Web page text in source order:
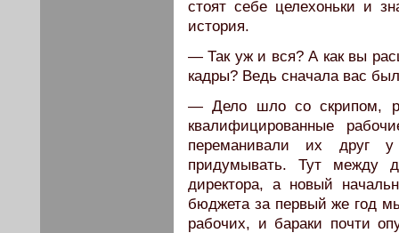
стоят себе целехоньки и
история.
— Так уж и вся? А как вы
кадры? Ведь сначала вас
— Дело шло со скрипом,
квалифицированные
переманивали их друг
придумывать. Тут между
директора, а новый
бюджета за первый же год
рабочих, и бараки почти